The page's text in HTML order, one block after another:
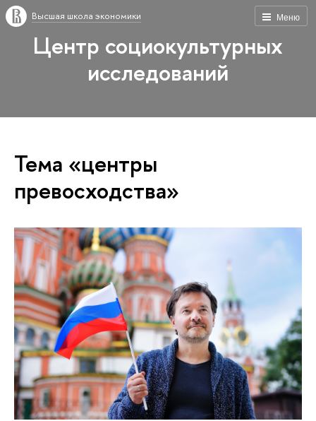
Меню
Высшая школа экономики
Центр социокультурных
исследований
Тема «центры
превосходства»